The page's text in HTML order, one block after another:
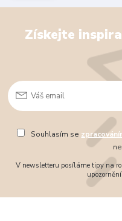
Získejte
Souhlasím se
V newsletteru posíláme tipy na